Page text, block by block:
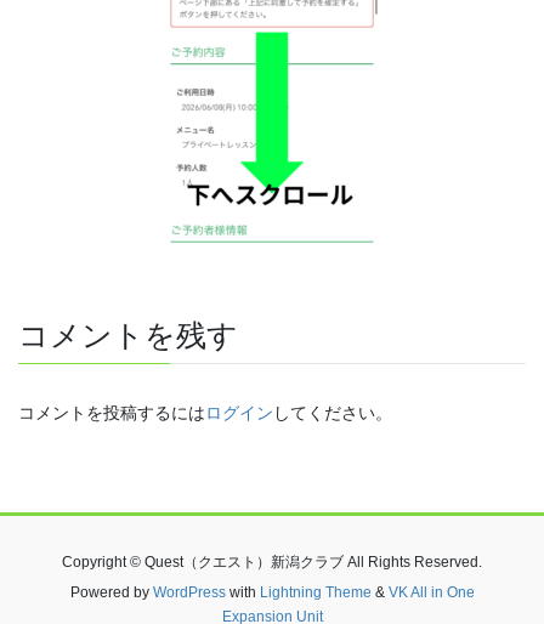
コメントを残す
コメントを投稿するにはログイン してください。
Copyright © Quest（クエスト）新潟クラブ All Rights Reserved.
Powered by WordPresswith Lightning Theme & VK All in One
Expansion Unit